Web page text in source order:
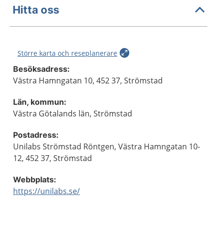
Hitta oss
Större karta och reseplanerare
Besöksadress:
Västra Hamngatan 10, 452 37, Strömstad
Län, kommun:
Västra Götalands län, Strömstad
Postadress:
Unilabs Strömstad Röntgen, Västra Hamngatan 10-
12, 452 37, Strömstad
Webbplats:
https://unilabs.se/